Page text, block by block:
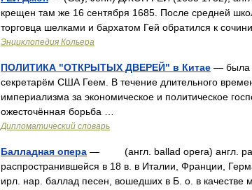
крещен там же 16 сентября 1685. После средней
торговца шелками и бархатом Гей обратился к
Энциклопедия Кольера
ПОЛИТИКА "ОТКРЫТЫХ ДВЕРЕЙ" в Китае — была
секретарём США Геем. В течение длительного
империализма за экономическое и политическое
ожесточённая борьба …
Дипломатический словарь
Балладная опера — (англ. ballad opera) англ.
распространившейся в 18 в. в Италии, Франции,
ирл. нар. баллад песен, вошедших в Б. о. в